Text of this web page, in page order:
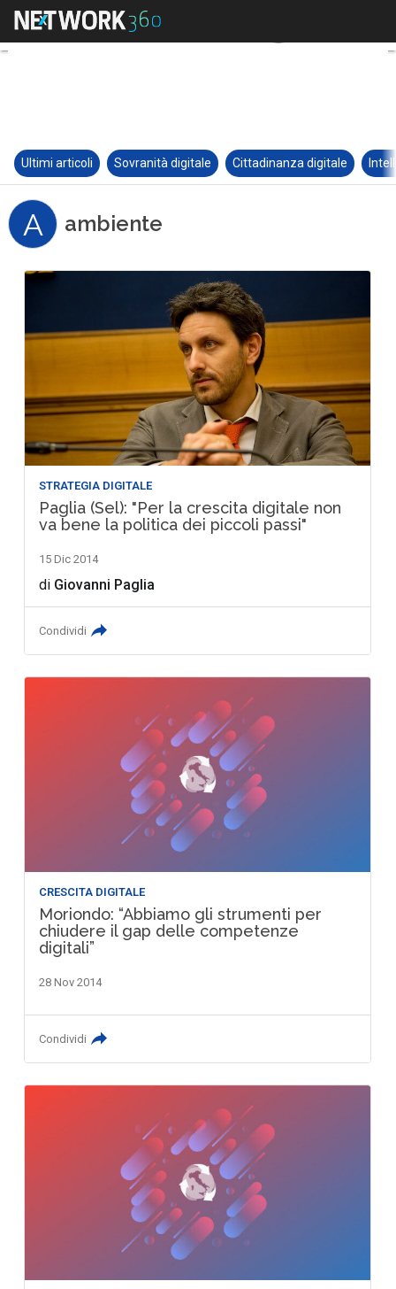
Ultimi articoli Sovranità digitale Cittadinanza digitale
A ambiente
STRATEGIA DIGITALE
Paglia (Sel): "Per la crescita digitale non
va bene la politica dei piccoli passi"
15 Dic 2014
di Giovanni Paglia
Condividi
CRESCITA DIGITALE
Moriondo: “Abbiamo gli strumenti per
chiudere il gap delle competenze
digitali”
28 Nov 2014
Condividi